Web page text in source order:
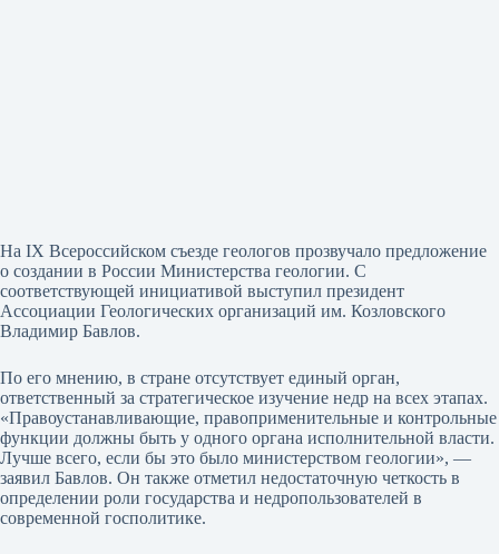
На IX Всероссийском съезде геологов прозвучало предложение
о создании в России Министерства геологии. С
соответствующей инициативой выступил президент
Ассоциации Геологических организаций им. Козловского
Владимир Бавлов.
По его мнению, в стране отсутствует единый орган,
ответственный за стратегическое изучение недр на всех этапах.
«Правоустанавливающие, правоприменительные и контрольные
функции должны быть у одного органа исполнительной власти.
Лучше всего, если бы это было министерством геологии», —
заявил Бавлов. Он также отметил недостаточную четкость в
определении роли государства и недропользователей в
современной госполитике.